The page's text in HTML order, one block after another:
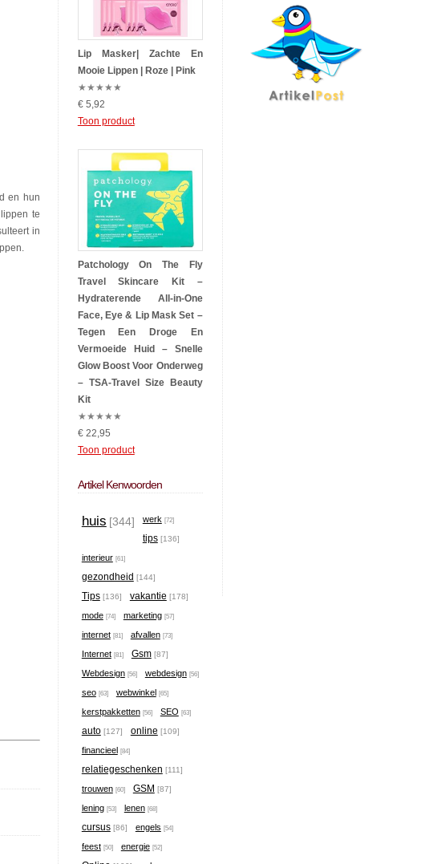
en hun
te
in
Lip Masker| Zachte En
Mooie Lippen | Roze | Pink
★★★★★
€ 5,92
Toon product
Patchology On The Fly
Travel Skincare Kit –
Hydraterende All-in-One
Face, Eye & Lip Mask Set –
Tegen Een Droge En
Vermoeide Huid – Snelle
Glow Boost Voor Onderweg
– TSA-Travel Size Beauty
Kit
★★★★★
€ 22,95
Toon product
Artikel Kenwoorden
huis [344] werk [72]
tips [136]
interieur [61]
gezondheid [144]
Tips [136] vakantie [178]
mode [74] marketing [57]
internet [81] afvallen [73]
Internet [81] Gsm [87]
Webdesign [56] webdesign [56]
seo [63] webwinkel [65]
kerstpakketten [56] SEO [63]
auto [127] online [109]
financieel [84]
relatiegeschenken [111]
trouwen [60] GSM [87]
lening [53] lenen [68]
cursus [86] engels [54]
feest [50] energie [52]